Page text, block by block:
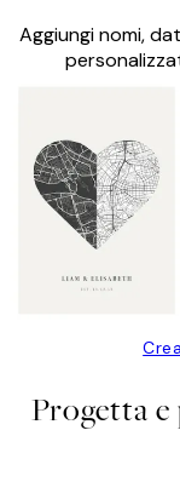
Aggiungi nomi,
Progetta